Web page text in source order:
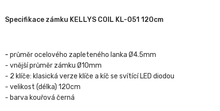
Specifikace zámku KELLYS COIL KL-051 120cm
- průměr ocelového zapleteného lanka Ø4.5mm
- vnější průměr zámku Ø10mm
- 2 klíče: klasická verze klíče a kíč se svítící LED diodou
- velikost (délka) 120cm
- barva kouřová černá